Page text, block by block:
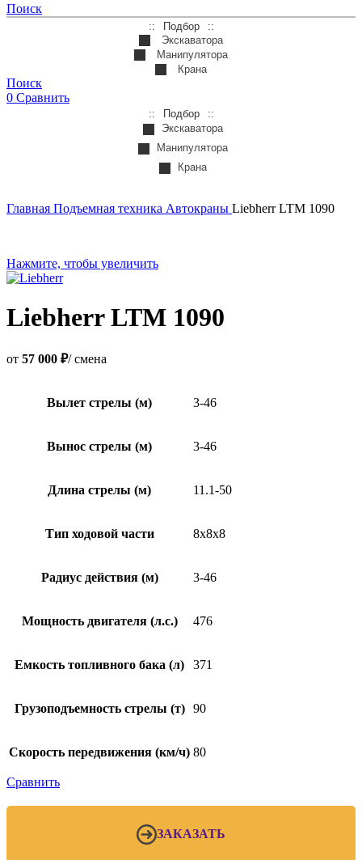
Поиск
Подбор
Экскаватора
Манипулятора
Крана
Поиск
0 Сравнить
Подбор
Экскаватора
Манипулятора
Крана
Главная Подъемная техника Автокраны Liebherr LTM 1090
Нажмите, чтобы увеличить
Liebherr LTM 1090
от 57 000 ₽/ смена
Вылет стрелы (м) 3-46
Вынос стрелы (м) 3-46
Длина стрелы (м) 11.1-50
Тип ходовой части 8х8х8
Радиус действия (м) 3-46
Мощность двигателя (л.с.) 476
Емкость топливного бака (л) 371
Грузоподъемность стрелы (т) 90
Скорость передвижения (км/ч) 80
Сравнить
ЗАКАЗАТЬ